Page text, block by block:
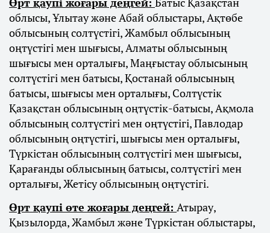
облысы, Ұлытау және Абай облыстары, Ақтөбе
облысының солтүстігі, Жамбыл облысының
оңтүстігі мен шығысы, Алматы облысының
шығысы мен орталығы, Маңғыстау облысының
солтүстігі мен батысы, Қостанай облысының
батысы, шығысы мен орталығы, Солтүстік
Қазақстан облысының оңтүстік-батысы, Ақмола
облысының солтүстігі мен оңтүстігі, Павлодар
облысының оңтүстігі, шығысы мен орталығы,
Түркістан облысының солтүстігі мен шығысы,
Қарағанды облысының батысы, солтүстігі мен
орталығы, Жетісу облысының оңтүстігі.
Өрт қаупі өте жоғары деңгей: Атырау,
Қызылорда, Жамбыл және Түркістан облыстары,